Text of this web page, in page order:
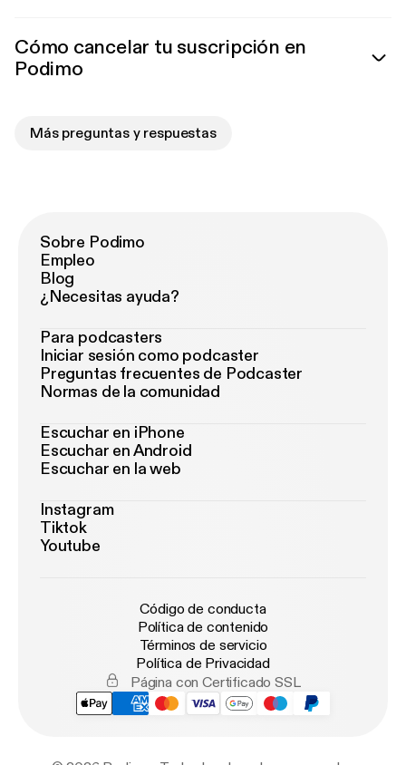
Cómo cancelar tu suscripción en
Podimo
Más preguntas y respuestas
Sobre Podimo
Empleo
Blog
¿Necesitas ayuda?
Para podcasters
Iniciar sesión como podcaster
Preguntas frecuentes de Podcaster
Normas de la comunidad
Escuchar en iPhone
Escuchar en Android
Escuchar en la web
Instagram
Tiktok
Youtube
Código de conducta
Política de contenido
Términos de servicio
Política de Privacidad
Página con Certificado SSL